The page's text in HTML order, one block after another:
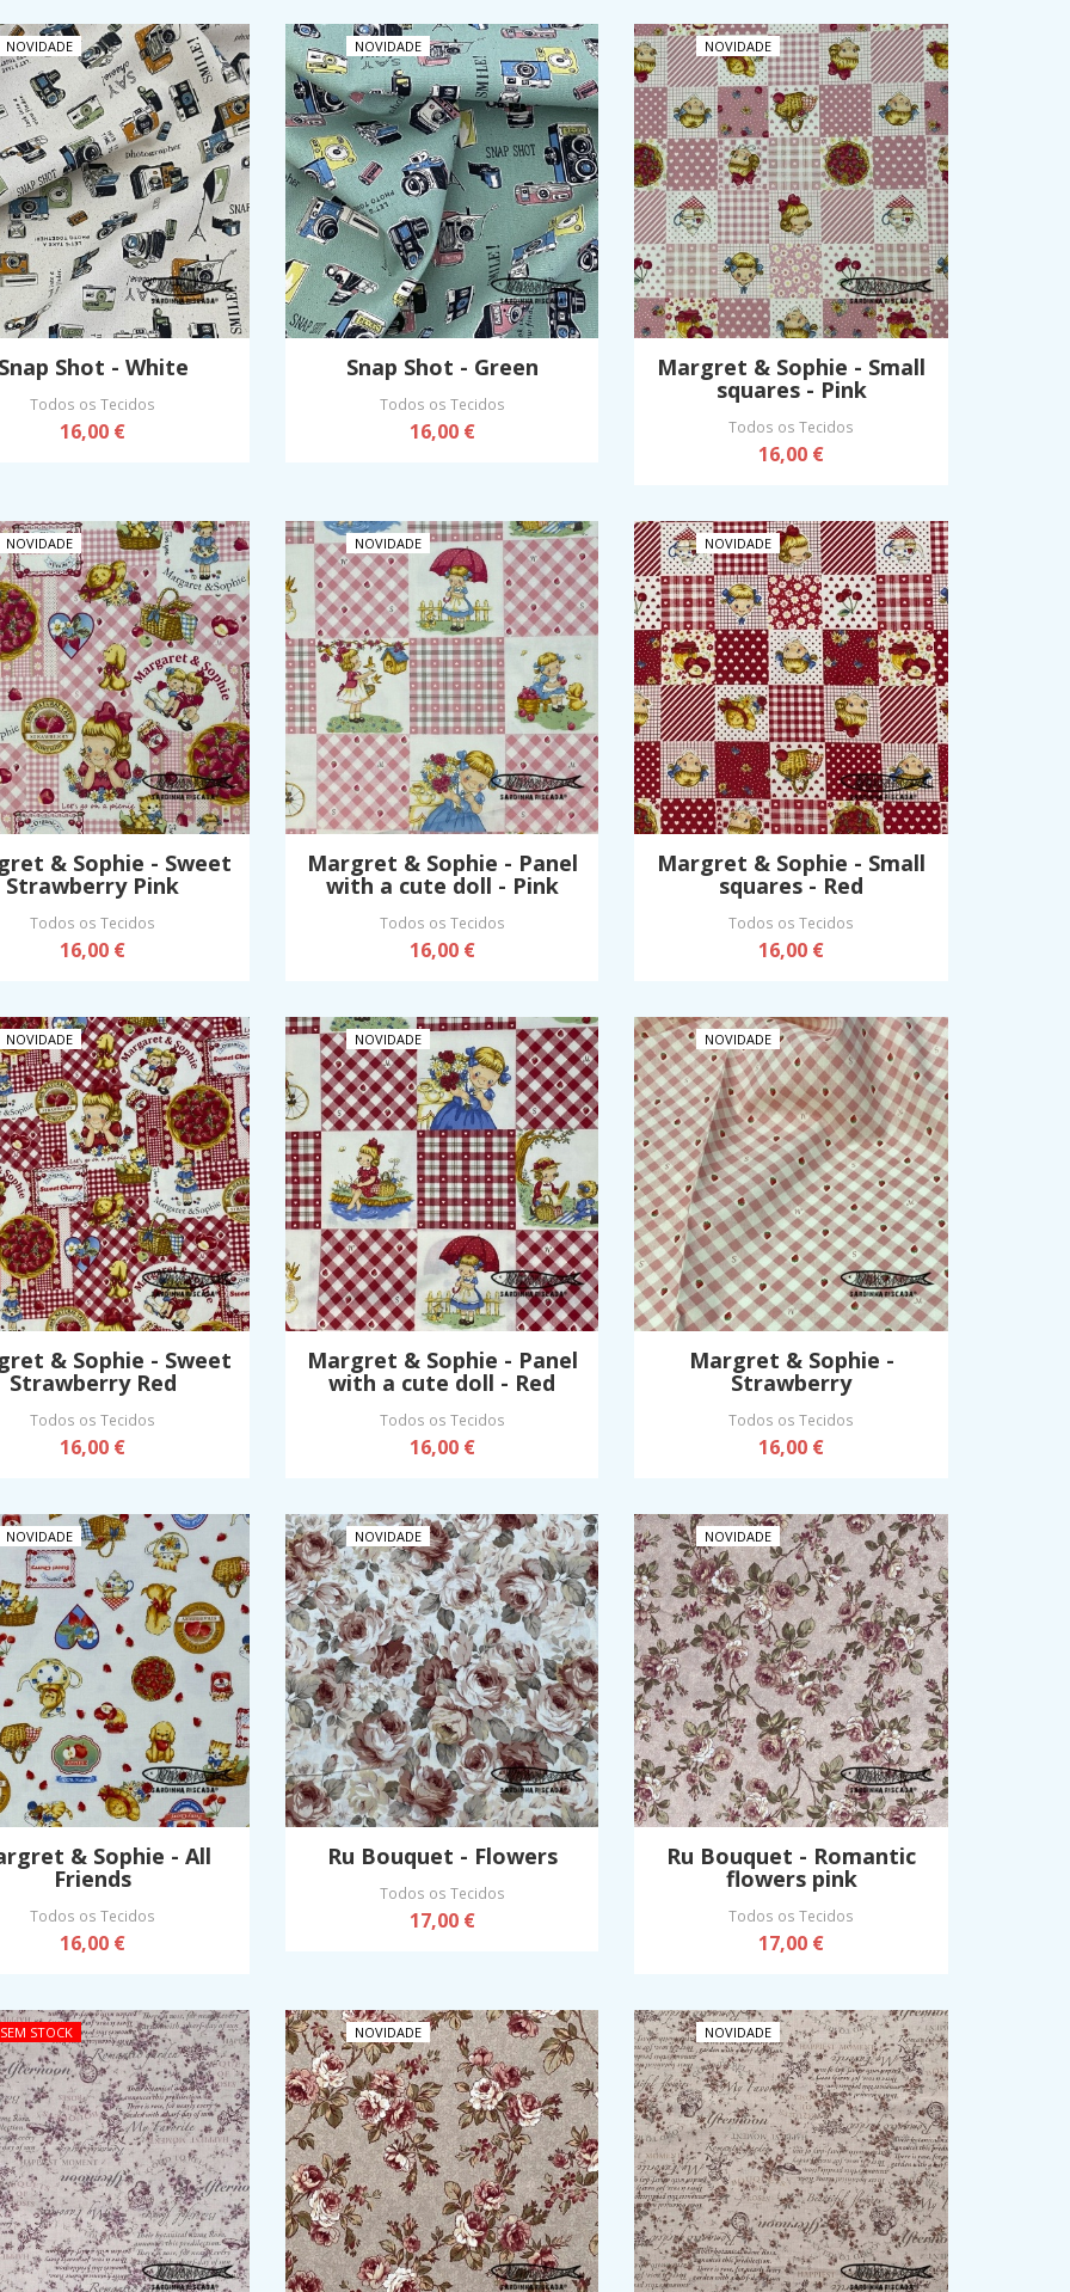
NOVIDADE
Shot - White
Todos os Tecidos
16,00 €
NOVIDADE
Snap Shot - Green
Todos os Tecidos
16,00 €
NOVIDADE
Margret & Sophie - Small
squares - Pink
Todos os Tecidos
16,00 €
NOVIDADE
& Sophie - Sweet
Strawberry Pink
Todos os Tecidos
16,00 €
NOVIDADE
Margret & Sophie - Panel
with a cute doll - Pink
Todos os Tecidos
16,00 €
NOVIDADE
Margret & Sophie - Small
squares - Red
Todos os Tecidos
16,00 €
NOVIDADE
& Sophie - Sweet
Strawberry Red
Todos os Tecidos
16,00 €
NOVIDADE
Margret & Sophie - Panel
with a cute doll - Red
Todos os Tecidos
16,00 €
NOVIDADE
Margret & Sophie -
Strawberry
Todos os Tecidos
16,00 €
NOVIDADE
& Sophie - All
Friends
Todos os Tecidos
16,00 €
NOVIDADE
Ru Bouquet - Flowers
Todos os Tecidos
17,00 €
NOVIDADE
Ru Bouquet - Romantic
flowers pink
Todos os Tecidos
17,00 €
SEM STOCK NOVIDADE NOVIDADE